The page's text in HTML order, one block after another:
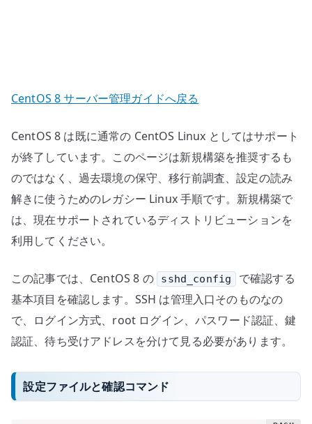
CentOS 8 サーバー管理ガイドへ戻る
CentOS 8 は既に通常の CentOS Linux としてはサポート
が終了しています。このページは新規構築を推奨するも
のではなく、過去環境の保守、移行前調査、設定の読み
解きに使うためのレガシー Linux 手順です。新規構築で
は、現在サポートされているディストリビューションを
利用してください。
この記事では、CentOS 8 の sshd_config
で確認する
基本項目を確認します。SSH は管理入口そのものなの
で、ログイン方式、root ログイン、パスワード認証、鍵
認証、待ち受けアドレスを分けて見る必要があります。
設定ファイルと確認コマンド